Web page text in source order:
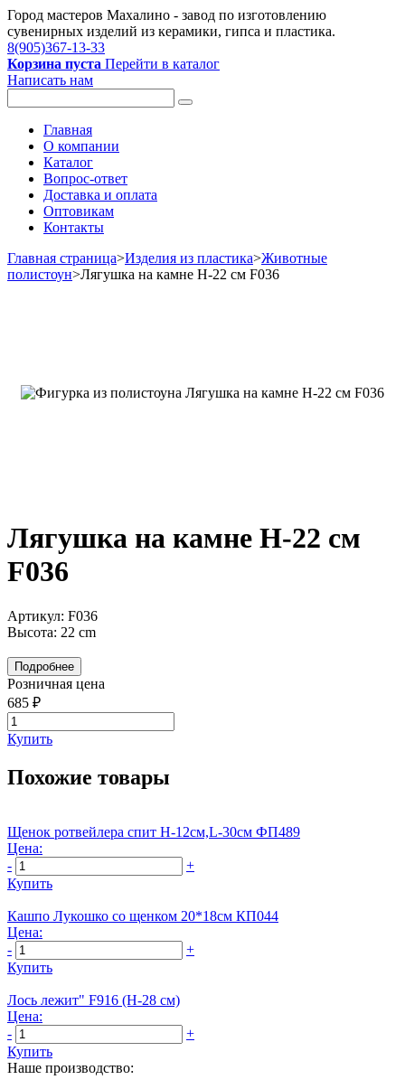
Город мастеров Mахалино - завод по изготовлению
сувенирных изделий из керамики, гипса и пластика.
8(905)367-13-33
Корзина пуста Перейти в каталог
Написать нам
Главная
О компании
Каталог
Вопрос-ответ
Доставка и оплата
Оптовикам
Контакты
Главная страница>Изделия из пластика>Животные
полистоун>Лягушка на камне H-22 см F036
Лягушка на камне H-22 см
F036
Артикул: F036
Высота: 22 cm
Подробнее
Розничная цена
685 ₽
Купить
Похожие товары
Щенок ротвейлера спит Н-12cм,L-30см ФП489
Цена:
-
+
Купить
Кашпо Лукошко со щенком 20*18см КП044
Цена:
-
+
Купить
Лось лежит" F916 (H-28 см)
Цена:
-
+
Купить
Наше производство: